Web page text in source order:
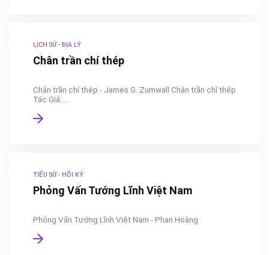
LỊCH SỬ - ĐỊA LÝ
Chân trần chí thép
Chân trần chí thép - James G. Zumwall Chân trần chí thép
Tác Giả: ...
TIỂU SỬ - HỒI KÝ
Phỏng Vấn Tướng Lĩnh Việt Nam
Phỏng Vấn Tướng Lĩnh Việt Nam - Phan Hoàng